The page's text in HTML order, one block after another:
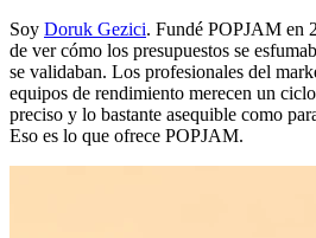
Soy Doruk Gezici. Fundé POPJAM en
de ver cómo los presupuestos se
se validaban. Los profesionales del
equipos de rendimiento merecen un
preciso y lo bastante asequible como
Eso es lo que ofrece POPJAM.